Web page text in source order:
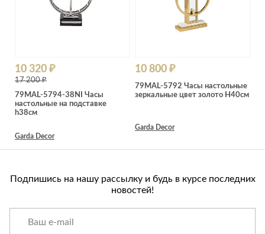
10 320 ₽
17 200 ₽
79MAL-5794-38NI Часы
настольные на подставке
h38см
Garda Decor
10 800 ₽
79MAL-5792 Часы настольные
зеркальные цвет золото H40см
Garda Decor
Подпишись на нашу рассылку и будь в курсе последних
новостей!